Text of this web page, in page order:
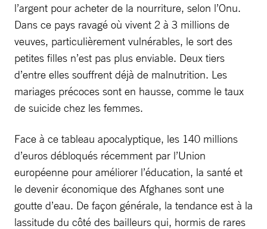
l’argent pour acheter de la nourriture, selon l’Onu.
Dans ce pays ravagé où vivent 2 à 3 millions de
veuves, particulièrement vulnérables, le sort des
petites filles n’est pas plus enviable. Deux tiers
d’entre elles souffrent déjà de malnutrition. Les
mariages précoces sont en hausse, comme le taux
de suicide chez les femmes.
Face à ce tableau apocalyptique, les 140 millions
d’euros débloqués récemment par l’Union
européenne pour améliorer l’éducation, la santé et
le devenir économique des Afghanes sont une
goutte d’eau. De façon générale, la tendance est à la
lassitude du côté des bailleurs qui, hormis de rares